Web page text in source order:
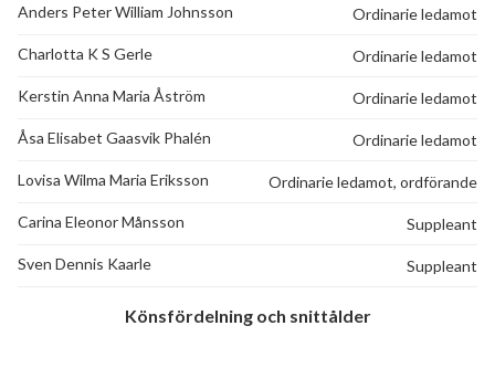
8
Anders Peter William Johnsson Ordinarie ledamot
Charlotta K S Gerle Ordinarie ledamot
Kerstin Anna Maria Åström Ordinarie ledamot
Åsa Elisabet Gaasvik Phalén Ordinarie ledamot
Lovisa Wilma Maria Eriksson Ordinarie ledamot, ordförande
Carina Eleonor Månsson Suppleant
Sven Dennis Kaarle Suppleant
Könsfördelning och snittålder